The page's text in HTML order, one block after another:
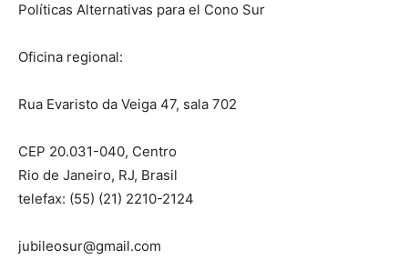
Políticas Alternativas para el Cono Sur
Oficina regional:
Rua Evaristo da Veiga 47, sala 702
CEP 20.031-040, Centro
Rio de Janeiro, RJ, Brasil
telefax: (55) (21) 2210-2124
jubileosur@gmail.com